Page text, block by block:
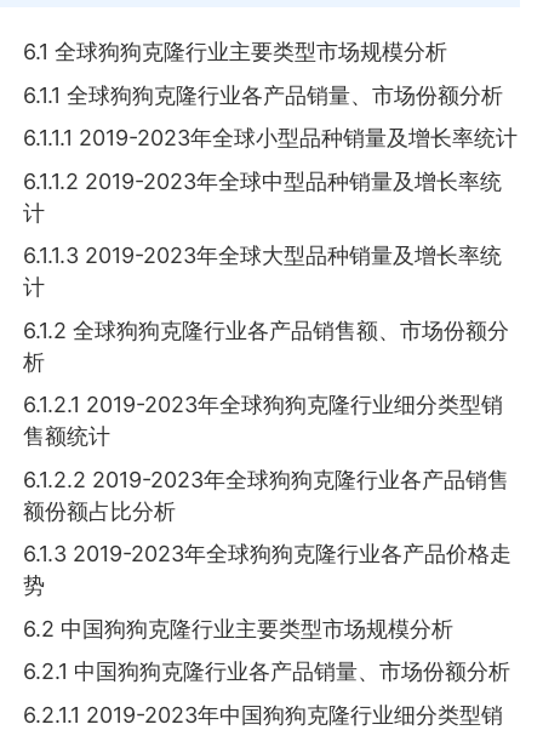
6.1 全球狗狗克隆行业主要类型市场规模分析
6.1.1 全球狗狗克隆行业各产品销量、市场份额分析
6.1.1.1 2019-2023年全球小型品种销量及增长率统计
6.1.1.2 2019-2023年全球中型品种销量及增长率统
计
6.1.1.3 2019-2023年全球大型品种销量及增长率统
计
6.1.2 全球狗狗克隆行业各产品销售额、市场份额分
析
6.1.2.1 2019-2023年全球狗狗克隆行业细分类型销
售额统计
6.1.2.2 2019-2023年全球狗狗克隆行业各产品销售
额份额占比分析
6.1.3 2019-2023年全球狗狗克隆行业各产品价格走
势
6.2 中国狗狗克隆行业主要类型市场规模分析
6.2.1 中国狗狗克隆行业各产品销量、市场份额分析
6.2.1.1 2019-2023年中国狗狗克隆行业细分类型销